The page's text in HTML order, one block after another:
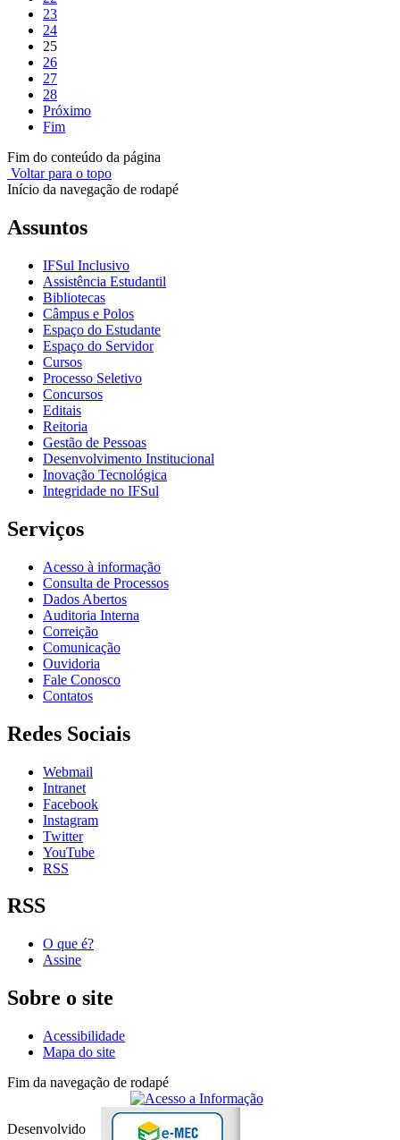
23
24
25
26
27
28
Próximo
Fim
Fim do conteúdo da página
Voltar para o topo
Início da navegação de rodapé
Assuntos
IFSul Inclusivo
Assistência Estudantil
Bibliotecas
Câmpus e Polos
Espaço do Estudante
Espaço do Servidor
Cursos
Processo Seletivo
Concursos
Editais
Reitoria
Gestão de Pessoas
Desenvolvimento Institucional
Inovação Tecnológica
Integridade no IFSul
Serviços
Acesso à informação
Consulta de Processos
Dados Abertos
Auditoria Interna
Correição
Comunicação
Ouvidoria
Fale Conosco
Contatos
Redes Sociais
Webmail
Intranet
Facebook
Instagram
Twitter
YouTube
RSS
RSS
O que é?
Assine
Sobre o site
Acessibilidade
Mapa do site
Fim da navegação de rodapé
Desenvolvido